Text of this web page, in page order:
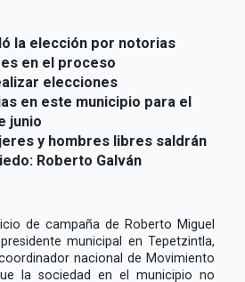
la elección por notorias
en el proceso
elecciones
en este municipio para el
junio
y hombres libres saldrán
Roberto Galván
de campaña de Roberto Miguel
municipal en Tepetzintla,
nacional de Movimiento
la sociedad en el municipio no